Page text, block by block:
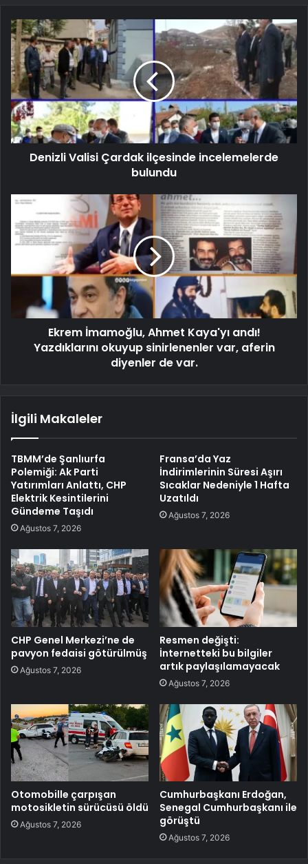
Denizli Valisi Çardak ilçesinde incelemelerde
bulundu
Ekrem İmamoğlu, Ahmet Kaya'yı andı!
Yazdıklarını okuyup sinirlenenler var, aferin
diyenler de var.
İlgili Makaleler
TBMM’de Şanlıurfa
Polemiği: Ak Parti
Yatırımları Anlattı, CHP
Elektrik Kesintilerini
Gündeme Taşıdı
Ağustos 7, 2026
Fransa’da Yaz
İndirimlerinin Süresi Aşırı
Sıcaklar Nedeniyle 1 Hafta
Uzatıldı
Ağustos 7, 2026
CHP Genel Merkezi’ne de
pavyon fedaisi götürülmüş
Ağustos 7, 2026
Resmen değişti:
İnternetteki bu bilgiler
artık paylaşılamayacak
Ağustos 7, 2026
Otomobille çarpışan
motosikletin sürücüsü öldü
Ağustos 7, 2026
Cumhurbaşkanı Erdoğan,
Senegal Cumhurbaşkanı ile
görüştü
Ağustos 7, 2026